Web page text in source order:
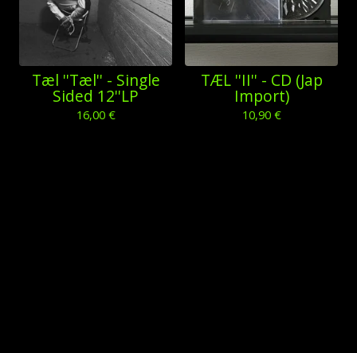
Tæl ''Tæl'' - Single
Sided 12''LP
16,00 €
TÆL ''II'' - CD (Jap
Import)
10,90 €